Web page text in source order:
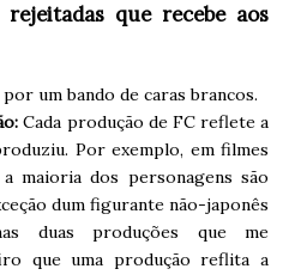
rejeitadas que recebe aos
um bando de caras brancos.
Cada produção de FC reflete a
Por exemplo, em filmes
maioria dos personagens são
dum figurante não-japonês
duas produções que me
que uma produção reflita a